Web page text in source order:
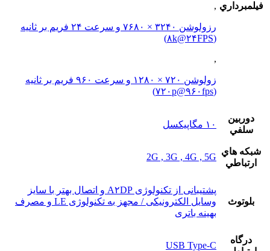
فيلمبرداري ,
رزولوشن ۳۲۴۰ × ۷۶۸۰ و سرعت ۲۴ فریم بر ثانیه
(۸k@۲۴FPS)
,
زولوشن ۷۲۰ × ۱۲۸۰ و سرعت ۹۶۰ فریم بر ثانیه
(۷۲۰p@۹۶۰fps)
دوربين
سلفي
۱۰ مگاپیکسل
شبکه هاي
ارتباطي
2G , 3G , 4G , 5G
بلوتوث
پشتیبانی از تکنولوژی A۲DP و اتصال بهتر با سایز
وسایل الکترونیکی / مجهز به تکنولوژی LE و مصرف
بهینه باتری
درگاه
USB Type-C